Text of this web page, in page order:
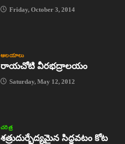
Friday, October 3, 2014
ఆలయాలు
రాయచోటి వీరభద్రాలయం
Saturday, May 12, 2012
చరిత్ర
శత్రుదుర్భేద్యమైన సిద్ధవటం కోట